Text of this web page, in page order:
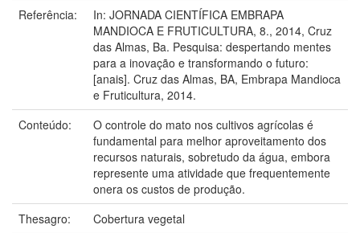
Referência:
In: JORNADA CIENTÍFICA EMBRAPA
MANDIOCA E FRUTICULTURA, 8., 2014, Cruz
das Almas, Ba. Pesquisa: despertando mentes
para a inovação e transformando o futuro:
[anais]. Cruz das Almas, BA, Embrapa Mandioca
e Fruticultura, 2014.
Conteúdo:
O controle do mato nos cultivos agrícolas é
fundamental para melhor aproveitamento dos
recursos naturais, sobretudo da água, embora
represente uma atividade que frequentemente
onera os custos de produção.
Thesagro:
Cobertura vegetal